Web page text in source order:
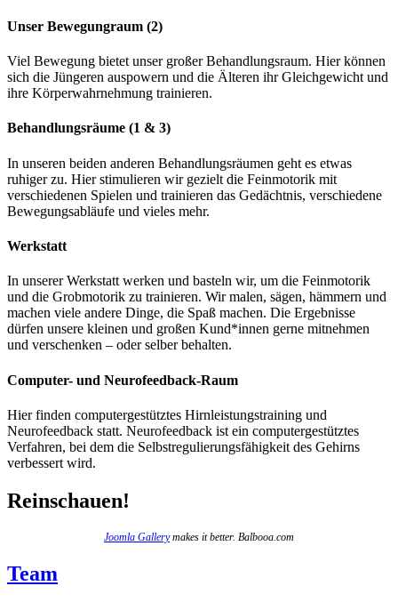
Unser Bewegungraum (2)
Viel Bewegung bietet unser großer Behandlungsraum. Hier können
sich die Jüngeren auspowern und die Älteren ihr Gleichgewicht und
ihre Körperwahrnehmung trainieren.
Behandlungsräume (1 & 3)
In unseren beiden anderen Behandlungsräumen geht es etwas
ruhiger zu. Hier stimulieren wir gezielt die Feinmotorik mit
verschiedenen Spielen und trainieren das Gedächtnis, verschiedene
Bewegungsabläufe und vieles mehr.
Werkstatt
In unserer Werkstatt werken und basteln wir, um die Feinmotorik
und die Grobmotorik zu trainieren. Wir malen, sägen, hämmern und
machen viele andere Dinge, die Spaß machen. Die Ergebnisse
dürfen unsere kleinen und großen Kund*innen gerne mitnehmen
und verschenken – oder selber behalten.
Computer- und Neurofeedback-Raum
Hier finden computergestütztes Hirnleistungstraining und
Neurofeedback statt. Neurofeedback ist ein computergestütztes
Verfahren, bei dem die Selbstregulierungsfähigkeit des Gehirns
verbessert wird.
Reinschauen!
Joomla Gallerymakes it better. Balbooa.com
Team